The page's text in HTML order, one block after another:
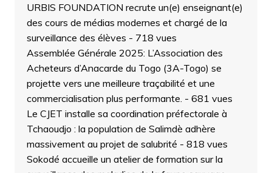
URBIS FOUNDATION recrute un(e) enseignant(e)
des cours de médias modernes et chargé de la
surveillance des élèves - 718 vues
Assemblée Générale 2025: L’Association des
Acheteurs d’Anacarde du Togo (3A-Togo) se
projette vers une meilleure traçabilité et une
commercialisation plus performante. - 681 vues
Le CJET installe sa coordination préfectorale à
Tchaoudjo : la population de Salimdè adhère
massivement au projet de salubrité - 818 vues
Sokodé accueille un atelier de formation sur la